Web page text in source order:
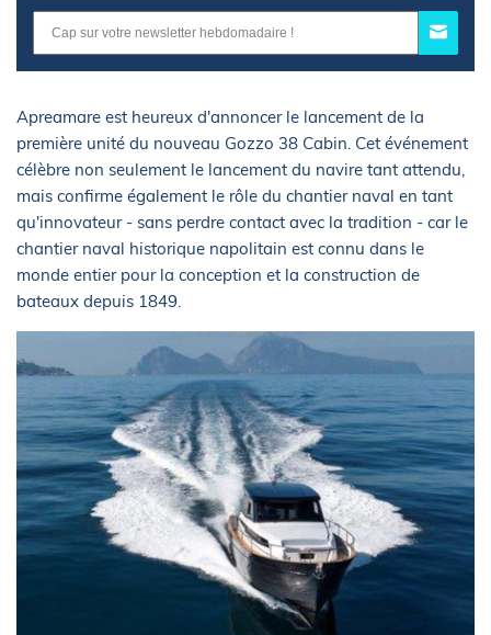
Apreamare est heureux d'annoncer le lancement de la
première unité du nouveau Gozzo 38 Cabin. Cet événement
célèbre non seulement le lancement du navire tant attendu,
mais confirme également le rôle du chantier naval en tant
qu'innovateur - sans perdre contact avec la tradition - car le
chantier naval historique napolitain est connu dans le
monde entier pour la conception et la construction de
bateaux depuis 1849.